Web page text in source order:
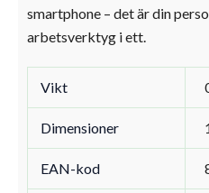
smartphone – det är din
arbetsverktyg i ett.
Vikt
Dimensioner
EAN-kod